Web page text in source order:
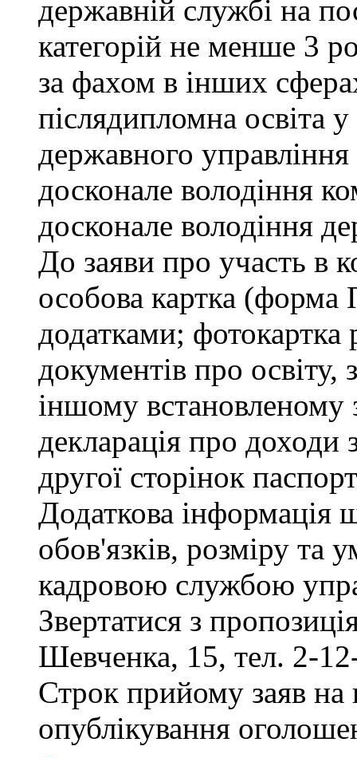
державній службі на
категорій не менше 3
за фахом в інших
післядипломна освіта
державного управління
досконале володіння
досконале володіння
До заяви про участь в
особова картка
додатками; фотокартка
документів про освіту,
іншому встановленому
декларація про доходи
другої сторінок
Додаткова інформація
обов'язків, розміру та
кадровою службою
Звертатися з
Шевченка, 15, тел. 2-
Строк прийому заяв на
опублікування